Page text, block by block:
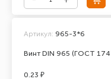
Винт DIN 965 (ГОСТ
Артикул: 965-3*6
0.23 ₽